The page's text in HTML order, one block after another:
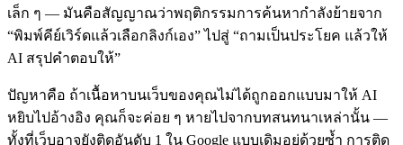
เล็ก ๆ — มันคือสัญญาณว่าพฤติกรรมการค้นหากำลังย้ายจาก
“พิมพ์คีย์เวิร์ดแล้วเลือกลิงก์เอง” ไปสู่ “ถามเป็นประโยค แล้วให้
AI สรุปคำตอบให้”
ปัญหาคือ ถ้าเนื้อหาบนเว็บของคุณไม่ได้ถูกออกแบบมาให้ AI
หยิบไปอ้างอิง คุณก็จะค่อย ๆ หายไปจากบทสนทนาเหล่านั้น —
ทั้งที่เว็บอาจยังติดอันดับ 1 ใน Google แบบเดิมอยู่ด้วยซ้ำ การติด